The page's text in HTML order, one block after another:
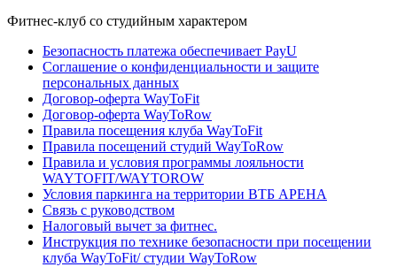
Фитнес-клуб со студийным характером
Безопасность платежа обеспечивает PayU
Соглашение о конфиденциальности и защите
персональных данных
Договор-оферта WayToFit
Договор-оферта WayToRow
Правила посещения клуба WayToFit
Правила посещений студий WayToRow
Правила и условия программы лояльности
WAYTOFIT/WAYTOROW
Условия паркинга на территории ВТБ АРЕНА
Связь с руководством
Налоговый вычет за фитнес.
Инструкция по технике безопасности при посещении
клуба WayToFit/ студии WayToRow